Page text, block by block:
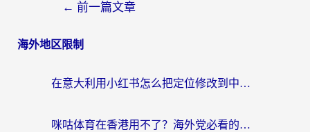
← 前一篇文章
海外地区限制
在意大利用小红书怎么把定位修改到中国国内？3个实用技巧+1个靠谱工具帮你搞定
咪咕体育在香港用不了？海外党必看的回国加速器选择指南（附3个真实场景解决方案）